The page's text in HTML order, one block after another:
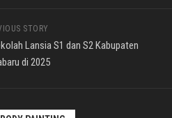
STORY
Lansia S1 dan S2 Kabupaten
di 2025